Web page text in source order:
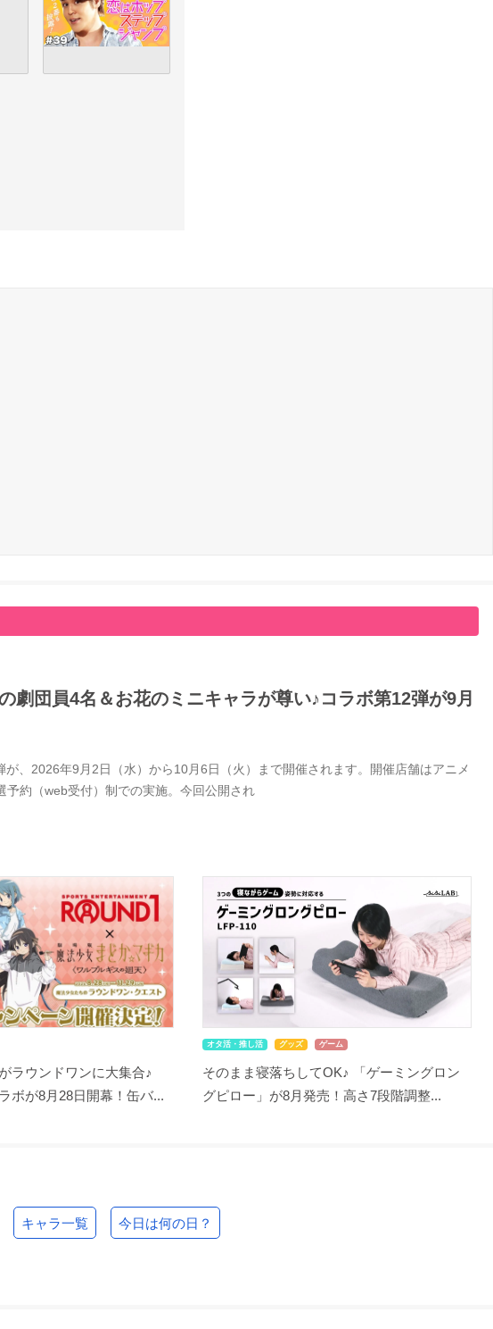
劇団員4名＆お花のミニキャラが尊い♪コラボ第12弾が9月
、2026年9月2日（水）から10月6日（火）まで開催されます。開催店舗はアニメ
約（web受付）制での実施。今回公開され
ラウンドワンに大集合♪
ボが8月28日開幕！缶バ...
オタ活・推し活 グッズ ゲーム
そのまま寝落ちしてOK♪ 「ゲーミングロン
グピロー」が8月発売！高さ7段階調整...
キャラ一覧 今日は何の日？